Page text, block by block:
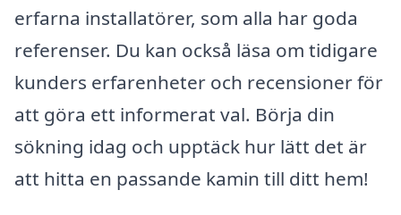
erfarna installatörer, som alla har goda
referenser. Du kan också läsa om tidigare
kunders erfarenheter och recensioner för
att göra ett informerat val. Börja din
sökning idag och upptäck hur lätt det är
att hitta en passande kamin till ditt hem!